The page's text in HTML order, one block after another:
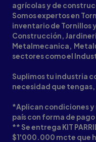
agrícolas y de
Somos expertos en
inventario de Tornillos
Construcción,
Metalmecanica,
sectores como el
Suplimos tu industria
necesidad que
*Aplican condiciones y
país con forma de
** Se entrega KIT
$1'000.000 mcte que